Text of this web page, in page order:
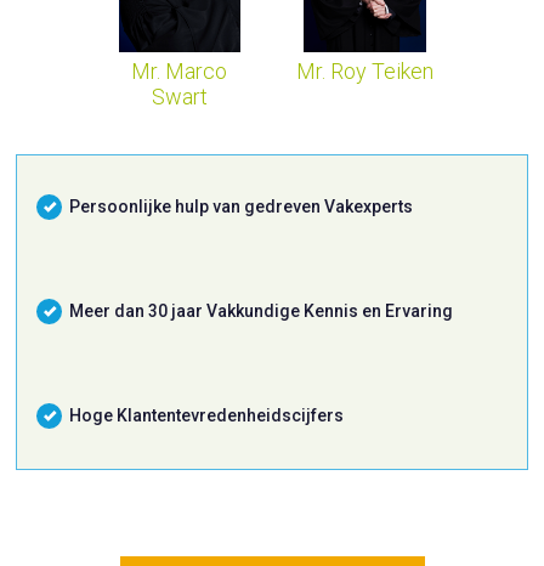
Mr. Marco
Swart
Mr. Roy Teiken
Persoonlijke hulp van gedreven Vakexperts
Meer dan 30 jaar Vakkundige Kennis en Ervaring
Hoge Klantentevredenheidscijfers